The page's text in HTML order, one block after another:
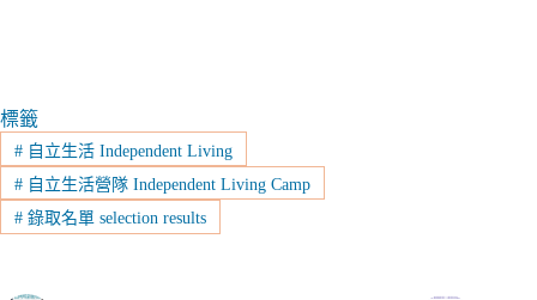
標籤
#自立生活 Independent Living
#自立生活營隊 Independent Living Camp
#錄取名單 selection results